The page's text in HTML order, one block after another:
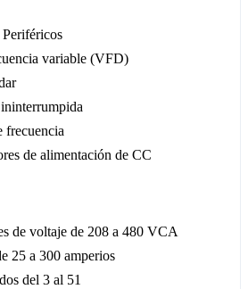
variable (VFD)
frecuencia
de alimentación de CC
de voltaje de 208 a 480 VCA
25 a 300 amperios
del 3 al 51